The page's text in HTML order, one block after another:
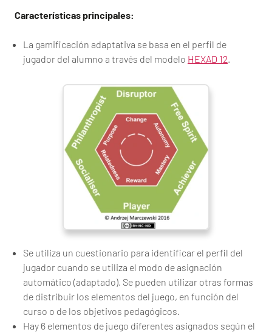
Características principales:
La gamificación adaptativa se basa en el perfil de
jugador del alumno a través del modelo HEXAD 12.
Se utiliza un cuestionario para identificar el perfil del
jugador cuando se utiliza el modo de asignación
automático (adaptado). Se pueden utilizar otras formas
de distribuir los elementos del juego, en función del
curso o de los objetivos pedagógicos.
Hay 6 elementos de juego diferentes asignados según el